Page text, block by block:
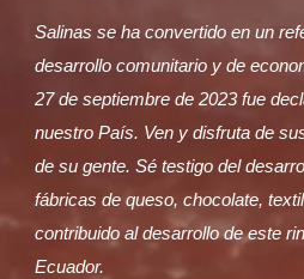
Salinas se ha convertido en un
desarrollo comunitario y de
27 de septiembre de 2023 fue
nuestro País. Ven y disfruta de
de su gente. Sé testigo del
fábricas de queso, chocolate,
contribuido al desarrollo de este
Ecuador.